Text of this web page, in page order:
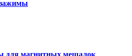
для магнитных мешалок